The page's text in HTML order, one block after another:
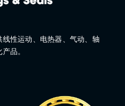
性运动、电热器、气动、轴
品。